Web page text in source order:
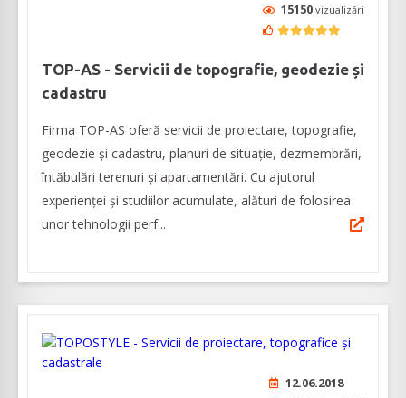
15150 vizualizări
TOP-AS - Servicii de topografie, geodezie și
cadastru
Firma TOP-AS oferă servicii de proiectare, topografie,
geodezie și cadastru, planuri de situație, dezmembrări,
întăbulări terenuri și apartamentări. Cu ajutorul
experienței și studiilor acumulate, alături de folosirea
unor tehnologii perf...
12.06.2018